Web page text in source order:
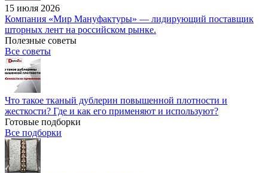
15 июля 2026
Компания «Мир Мануфактуры» — лидирующий поставщик
шторных лент на российском рынке.
Полезные советы
Все советы
Что такое тканый дублерин повышенной плотности и
жесткости? Где и как его применяют и используют?
Готовые подборки
Все подборки